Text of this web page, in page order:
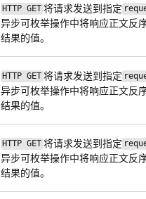
HTTP GET 将请求发送到指定
异步可枚举操作中将响应正文反
结果的值。
HTTP GET 将请求发送到指定
异步可枚举操作中将响应正文反
结果的值。
HTTP GET 将请求发送到指定
异步可枚举操作中将响应正文反
结果的值。